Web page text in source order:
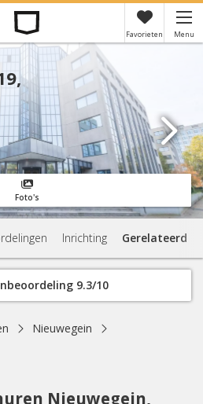
Favorieten Menu
Foto's
Inrichting Gerelateerd
9.3/10
beschikbaarheid
Nieuwegein
Nieuwegein,